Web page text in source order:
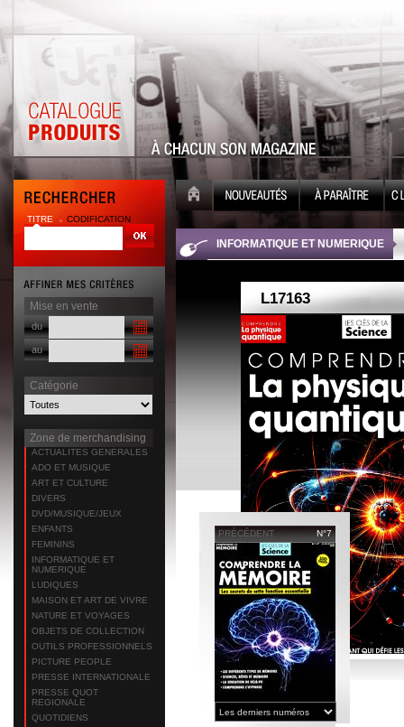
TITRE CODIFICATION
Mise en vente
du
au
Catégorie
Zone de merchandising
ACTUALITES GENERALES
ADO ET MUSIQUE
ART ET CULTURE
DIVERS
DVD/MUSIQUE/JEUX
ENFANTS
FEMININS
INFORMATIQUE ET
NUMERIQUE
LUDIQUES
MAISON ET ART DE VIVRE
NATURE ET VOYAGES
OBJETS DE COLLECTION
OUTILS PROFESSIONNELS
PICTURE PEOPLE
PRESSE INTERNATIONALE
PRESSE QUOT
REGIONALE
QUOTIDIENS
INFORMATIQUE ET NUMERIQUE
PRÉCÉDENT N°7